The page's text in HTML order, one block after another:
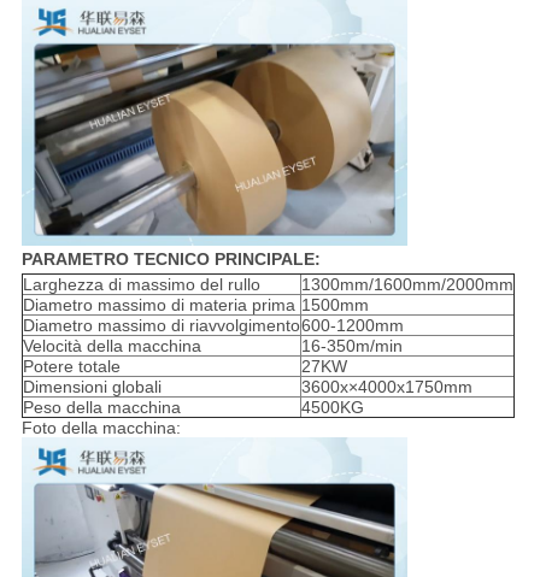
PARAMETRO TECNICO PRINCIPALE:
Larghezza di massimo del rullo
1300mm/1600mm/2000mm
Diametro massimo di materia prima 1500mm
Diametro massimo di riavvolgimento600-1200mm
Velocità della macchina
16-350m/min
Potere totale
27KW
Dimensioni globali
3600x×4000x1750mm
Peso della macchina
4500KG
Foto della macchina: